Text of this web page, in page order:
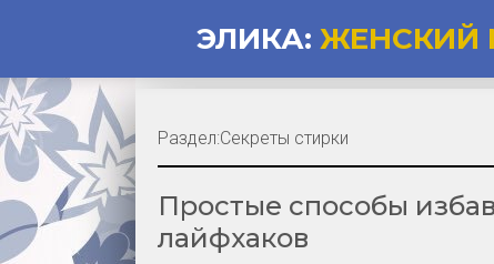
ЭЛИКА: ЖЕНСКИЙ
Простые способы
лайфхаков
Раздел:Секреты стирки